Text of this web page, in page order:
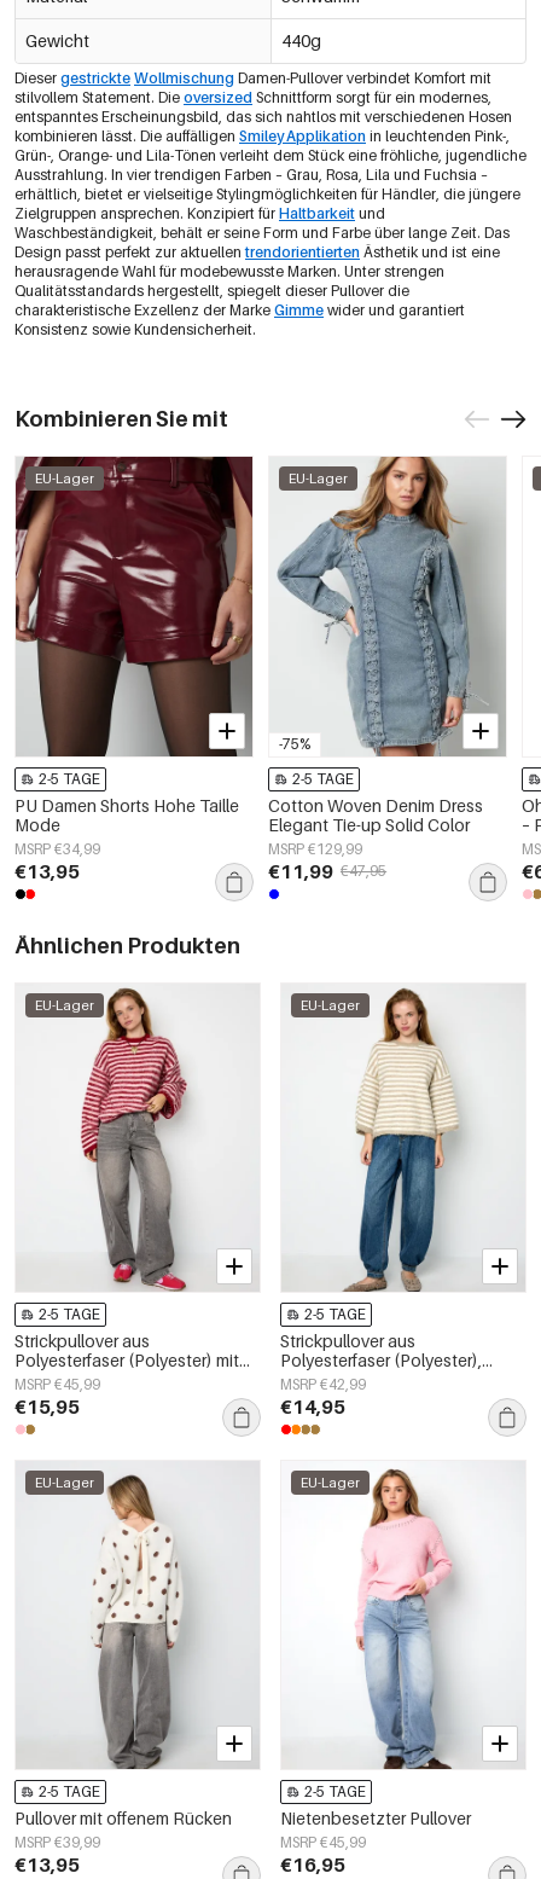
Gewicht 440g
Dieser gestrickte Wollmischung Damen-Pullover verbindet Komfort mit
stilvollem Statement. Die oversized Schnittform sorgt für ein modernes,
entspanntes Erscheinungsbild, das sich nahtlos mit verschiedenen Hosen
kombinieren lässt. Die auffälligen Smiley Applikation in leuchtenden Pink-,
Grün-, Orange- und Lila-Tönen verleiht dem Stück eine fröhliche, jugendliche
Ausstrahlung. In vier trendigen Farben – Grau, Rosa, Lila und Fuchsia –
erhältlich, bietet er vielseitige Stylingmöglichkeiten für Händler, die jüngere
Zielgruppen ansprechen. Konzipiert für Haltbarkeit und
Waschbeständigkeit, behält er seine Form und Farbe über lange Zeit. Das
Design passt perfekt zur aktuellentrendorientierten Ästhetik und ist eine
herausragende Wahl für modebewusste Marken. Unter strengen
Qualitätsstandards hergestellt, spiegelt dieser Pullover die
charakteristische Exzellenz der Marke Gimme wider und garantiert
Konsistenz sowie Kundensicherheit.
Kombinieren Sie mit
EU-Lager
2-5 TAGE
PU Damen Shorts Hohe Taille
Mode
MSRP €34,99
€13,95
-75%
EU-Lager
2-5 TAGE
Cotton Woven Denim Dress
Elegant Tie-up Solid Color
MSRP €129,99
€11,99 €47,95
–
Ähnlichen Produkten
EU-Lager
2-5 TAGE
Strickpullover aus
Polyesterfaser (Polyester) mit
Streifen, Herbst-/Winterkleidung
MSRP €45,99
€15,95
EU-Lager
2-5 TAGE
Strickpullover aus
Polyesterfaser (Polyester),
gestreift, lässige
Herbst-/Winterkleidung
MSRP €42,99
€14,95
EU-Lager
2-5 TAGE
Pullover mit offenem Rücken
MSRP €39,99
€13,95
EU-Lager
2-5 TAGE
Nietenbesetzter Pullover
MSRP €45,99
€16,95